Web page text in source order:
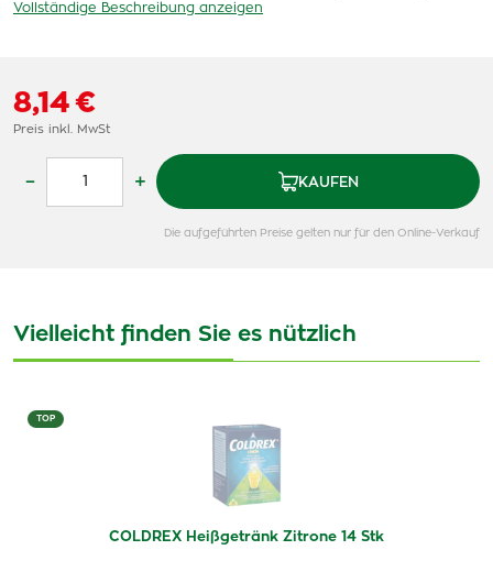
Vollständige Beschreibung anzeigen
8,14 €
Preis inkl. MwSt
– + KAUFEN
Die aufgeführten Preise gelten nur für den Online-Verkauf
Vielleicht finden Sie es nützlich
TOP
COLDREX Heißgetränk Zitrone 14 Stk